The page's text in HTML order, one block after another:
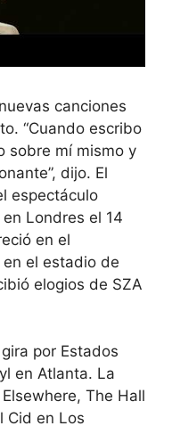
canciones
“Cuando escribo
sobre mí mismo y
dijo. El
espectáculo
Londres el 14
en el
el estadio de
elogios de SZA
por Estados
en Atlanta. La
The Hall
Cid en Los